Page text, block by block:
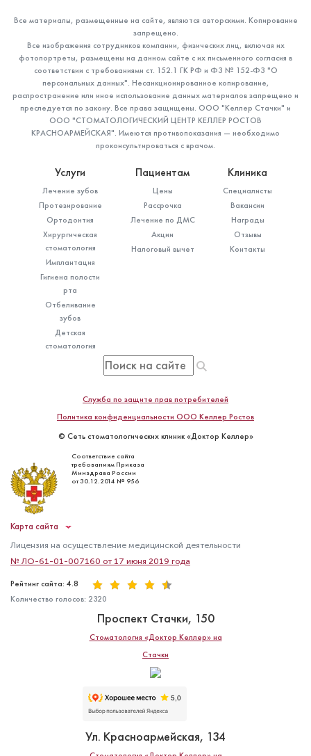
Все материалы, размещенные на сайте, являются авторскими. Копирование
запрещено.
Все изображения сотрудников компании, физических лиц, включая их
фотопортреты, размещены на данном сайте с их письменного согласия в
соответствии с требованиями ст. 152.1 ГК РФ и ФЗ № 152-ФЗ "О
персональных данных". Несанкционированное копирование,
распространение или иное использование данных материалов запрещено и
преследуется по закону. Все права защищены. ООО "Келлер Стачки" и
ООО "СТОМАТОЛОГИЧЕСКИЙ ЦЕНТР КЕЛЛЕР РОСТОВ
КРАСНОАРМЕЙСКАЯ". Имеются противопоказания — необходимо
проконсультироваться с врачом.
Услуги
Лечение зубов
Протезирование
Ортодонтия
Хирургическая
стоматология
Имплантация
Гигиена полости
рта
Отбеливание
зубов
Детская
стоматология
Пациентам
Цены
Рассрочка
Лечение по ДМС
Акции
Налоговый вычет
Клиника
Специалисты
Вакансии
Награды
Отзывы
Контакты
Служба по защите прав потребителей
Политика конфиденциальности ООО Келлер Ростов
© Сеть стоматологических клиник «Доктор Келлер»
Соответствие сайта
требованиям Приказа
Минздрава России
от 30.12.2014 № 956
Карта сайта
Лицензия на осуществление медицинской деятельности
№ ЛО-61-01-007160 от 17 июня 2019 года
Рейтинг сайта: 4.8
Количество голосов: 2320
Проспект Стачки, 150
Стоматология «Доктор Келлер» на
Стачки
Ул. Красноармейская, 134